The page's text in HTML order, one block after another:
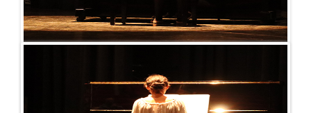
Venez découvrir et […]